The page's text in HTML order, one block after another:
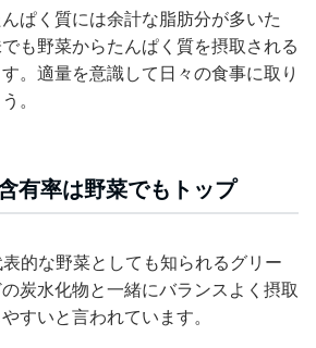
ぱく質には余計な脂肪分が多いた
も野菜からたんぱく質を摂取される
。適量を意識して日々の食事に取り
。
有率は野菜でもトップ
的な野菜としても知られるグリー
炭水化物と一緒にバランスよく摂取
すいと言われています。